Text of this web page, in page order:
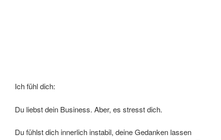
Ich fühl dich:
Du liebst dein Business. Aber, es stresst dich.
Du fühlst dich innerlich instabil, deine Gedanken lassen